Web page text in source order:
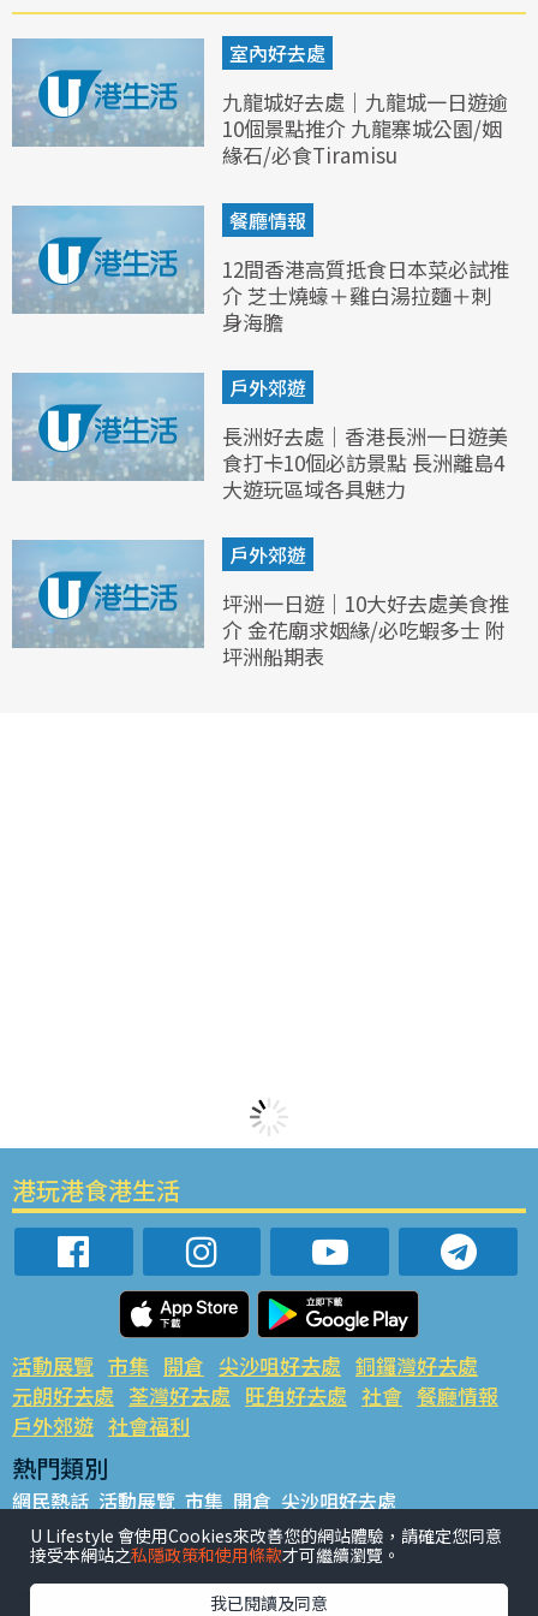
室內好去處
九龍城好去處｜九龍城一日遊逾
10個景點推介 九龍寨城公園/姻
緣石/必食Tiramisu
餐廳情報
12間香港高質抵食日本菜必試推
介 芝士燒蠔＋雞白湯拉麵＋刺
身海膽
戶外郊遊
長洲好去處｜香港長洲一日遊美
食打卡10個必訪景點 長洲離島4
大遊玩區域各具魅力
戶外郊遊
坪洲一日遊｜10大好去處美食推
介 金花廟求姻緣/必吃蝦多士 附
坪洲船期表
港玩港食港生活
活動展覽 市集 開倉 尖沙咀好去處 銅鑼灣好去處
元朗好去處 荃灣好去處 旺角好去處 社會 餐廳情報
戶外郊遊 社會福利
熱門類別
網民熱話 活動展覽 市集 開倉 尖沙咀好去處
銅鑼灣好去處 元朗好去處 荃灣好去處 旺角好去處 社會
餐廳情報 戶外郊遊
熱門標籤
U Lifestyle 會使用Cookies來改善您的網站體驗，請確定您同意
接受本網站之私隱政策和使用條款才可繼續瀏覽。
我已閱讀及同意